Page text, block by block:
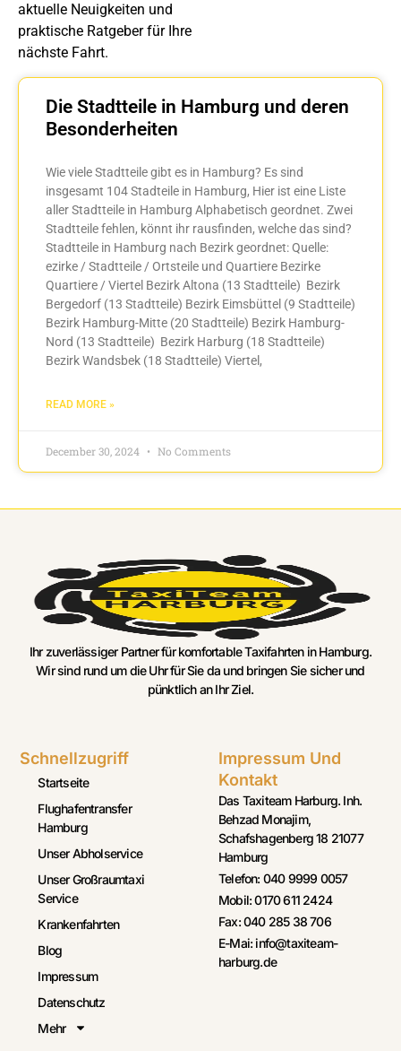
aktuelle Neuigkeiten und
praktische Ratgeber für Ihre
nächste Fahrt.
Die Stadtteile in Hamburg und deren
Besonderheiten
Wie viele Stadtteile gibt es in Hamburg? Es sind
insgesamt 104 Stadteile in Hamburg, Hier ist eine Liste
aller Stadtteile in Hamburg Alphabetisch geordnet. Zwei
Stadtteile fehlen, könnt ihr rausfinden, welche das sind?
Stadtteile in Hamburg nach Bezirk geordnet: Quelle:
ezirke / Stadtteile / Ortsteile und Quartiere Bezirke
Quartiere / Viertel Bezirk Altona (13 Stadtteile) Bezirk
Bergedorf (13 Stadtteile) Bezirk Eimsbüttel (9 Stadtteile)
Bezirk Hamburg-Mitte (20 Stadtteile) Bezirk Hamburg-
Nord (13 Stadtteile) Bezirk Harburg (18 Stadtteile)
Bezirk Wandsbek (18 Stadtteile) Viertel,
READ MORE »
December 30, 2024 No Comments
Ihr zuverlässiger Partner für komfortable Taxifahrten in Hamburg.
Wir sind rund um die Uhr für Sie da und bringen Sie sicher und
pünktlich an Ihr Ziel.
Schnellzugriff
Startseite
Flughafentransfer
Hamburg
Unser Abholservice
Unser Großraumtaxi
Service
Krankenfahrten
Blog
Impressum
Datenschutz
Mehr
Impressum Und
Kontakt
Das Taxiteam Harburg. Inh.
Behzad Monajim,
Schafshagenberg 18 21077
Hamburg
Telefon: 040 9999 0057
Mobil: 0170 611 2424
Fax: 040 285 38 706
E-Mai: info@taxiteam-
harburg.de